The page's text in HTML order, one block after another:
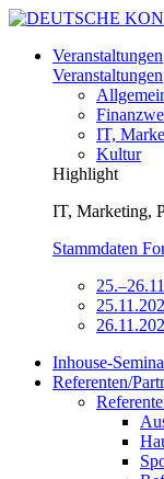
Veranstaltungen
Veranstaltungen
IT,
Kultur
Highlight
IT, Marketing,
Stammdaten
Inhouse-
Referenten/